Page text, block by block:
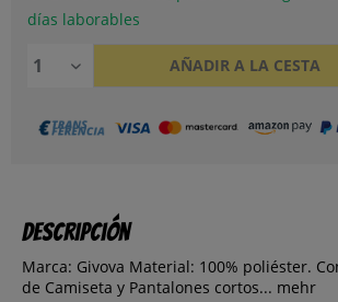
días laborables
AÑADIR A LA CESTA
Descripción
Marca: Givova Material: 100% poliéster.
de Camiseta y Pantalones cortos... mehr